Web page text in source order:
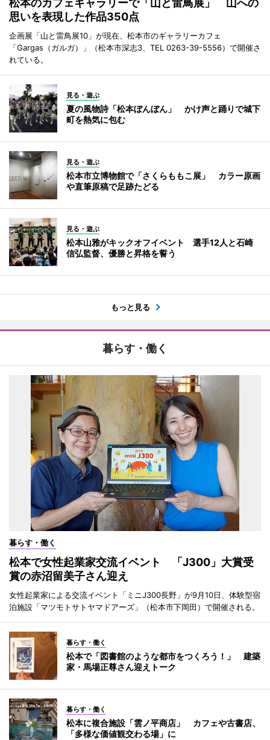
松本のカフェギャラリーで「山と雷鳥展」 山への
思いを表現した作品350点
企画展「山と雷鳥展10」が現在、松本市のギャラリーカフェ
「Gargas（ガルガ）」（松本市深志3、TEL 0263-39-5556）で開催さ
れている。
見る・遊ぶ
夏の風物詩「松本ぼんぼん」 かけ声と踊りで城下
町を熱気に包む
見る・遊ぶ
松本市立博物館で「さくらももこ展」 カラー原画
や直筆原稿で足跡たどる
見る・遊ぶ
松本山雅がキックオフイベント 選手12人と石崎
信弘監督、優勝と昇格を誓う
もっと見る
暮らす・働く
暮らす・働く
松本で女性起業家交流イベント 「J300」大賞受
賞の赤沼留美子さん迎え
女性起業家による交流イベント「ミニJ300長野」が9月10日、体験型宿
泊施設「マツモトサトヤマドアーズ」（松本市下岡田）で開催される。
暮らす・働く
松本で「図書館のような都市をつくろう！」 建築
家・馬場正尊さん迎えトーク
暮らす・働く
松本に複合施設「雲ノ平商店」 カフェや古書店、
「多様な価値観交わる場」に